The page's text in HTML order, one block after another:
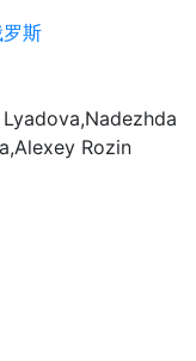
斯
Rozin